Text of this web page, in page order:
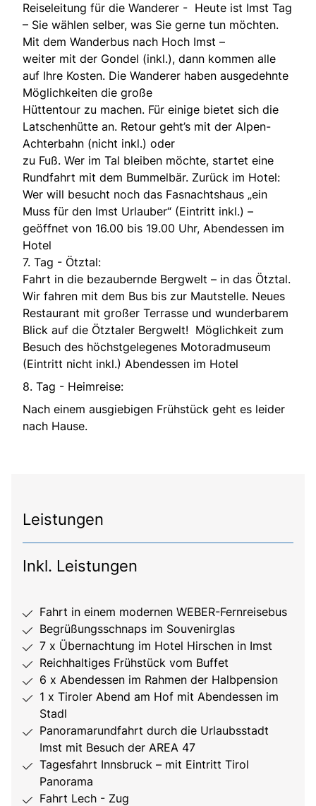
Reiseleitung für die Wanderer - Heute ist Imst Tag
– Sie wählen selber, was Sie gerne tun möchten.
Mit dem Wanderbus nach Hoch Imst –
weiter mit der Gondel (inkl.), dann kommen alle
auf Ihre Kosten. Die Wanderer haben ausgedehnte
Möglichkeiten die große
Hüttentour zu machen. Für einige bietet sich die
Latschenhütte an. Retour geht’s mit der Alpen-
Achterbahn (nicht inkl.) oder
zu Fuß. Wer im Tal bleiben möchte, startet eine
Rundfahrt mit dem Bummelbär. Zurück im Hotel:
Wer will besucht noch das Fasnachtshaus „ein
Muss für den Imst Urlauber“ (Eintritt inkl.) –
geöffnet von 16.00 bis 19.00 Uhr, Abendessen im
Hotel
7. Tag - Ötztal:
Fahrt in die bezaubernde Bergwelt – in das Ötztal.
Wir fahren mit dem Bus bis zur Mautstelle. Neues
Restaurant mit großer Terrasse und wunderbarem
Blick auf die Ötztaler Bergwelt! Möglichkeit zum
Besuch des höchstgelegenes Motoradmuseum
(Eintritt nicht inkl.) Abendessen im Hotel
8. Tag - Heimreise:
Nach einem ausgiebigen Frühstück geht es leider
nach Hause.
Leistungen
Inkl. Leistungen
Fahrt in einem modernen WEBER-Fernreisebus
Begrüßungsschnaps im Souvenirglas
7 x Übernachtung im Hotel Hirschen in Imst
Reichhaltiges Frühstück vom Buffet
6 x Abendessen im Rahmen der Halbpension
1 x Tiroler Abend am Hof mit Abendessen im
Stadl
Panoramarundfahrt durch die Urlaubsstadt
Imst mit Besuch der AREA 47
Tagesfahrt Innsbruck – mit Eintritt Tirol
Panorama
Fahrt Lech - Zug